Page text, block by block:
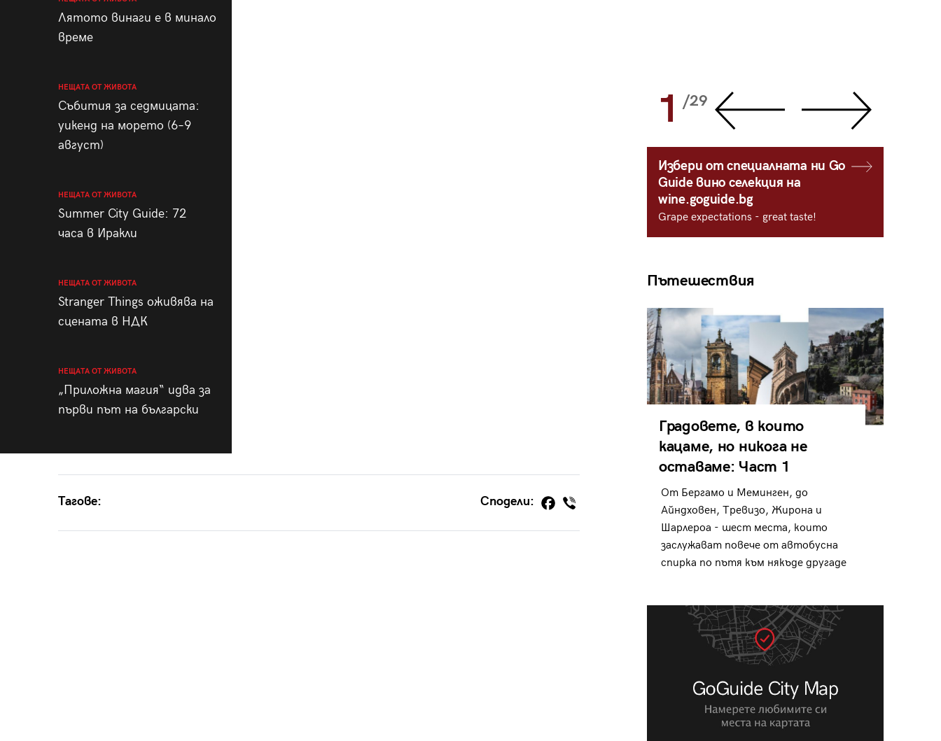
Лятото винаги е в минало
време
НЕЩАТА ОТ ЖИВОТА
Събития за седмицата:
уикенд на морето (6–9
август)
НЕЩАТА ОТ ЖИВОТА
Summer City Guide: 72
часа в Иракли
НЕЩАТА ОТ ЖИВОТА
Stranger Things оживява на
сцената в НДК
НЕЩАТА ОТ ЖИВОТА
„Приложна магия“ идва за
първи път на български
Тагове: Сподели:
28 1 /29
Избери от специалната ни Go
Guide вино селекция на
wine.goguide.bg
Grape expectations - great taste!
Пътешествия
Градовете, в които
кацаме, но никога не
оставаме: Част 1
От Бергамо и Меминген, до
Айндховен, Тревизо, Жирона и
Шарлероа - шест места, които
заслужават повече от автобусна
спирка по пътя към някъде другаде